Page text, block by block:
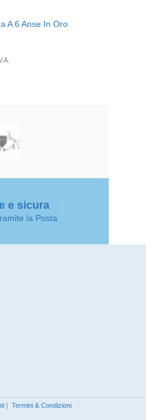
A 6 Anse In Oro
e sicura
la Posta
| Termini & Condizioni